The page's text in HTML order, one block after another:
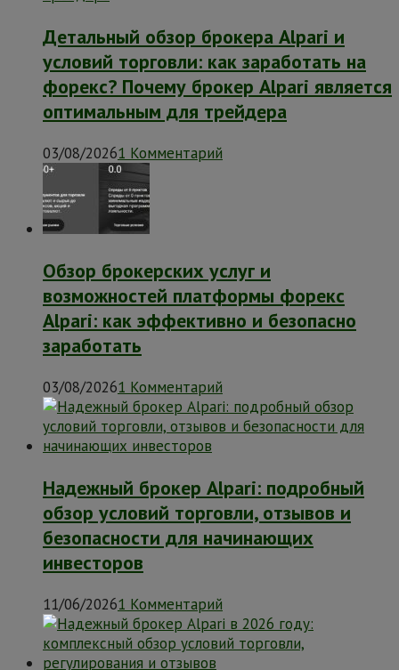
Детальный обзор брокера Alpari и
условий торговли: как заработать на
форекс? Почему брокер Alpari является
оптимальным для трейдера
03/08/20261 Комментарий
Обзор брокерских услуг и
возможностей платформы форекс
Alpari: как эффективно и безопасно
заработать
03/08/20261 Комментарий
Надежный брокер Alpari: подробный
обзор условий торговли, отзывов и
безопасности для начинающих
инвесторов
11/06/20261 Комментарий